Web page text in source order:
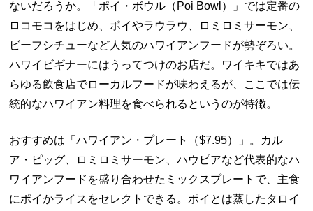
ないだろうか。「ポイ・ボウル（Poi Bowl）」では定番の
ロコモコをはじめ、ポイやラウラウ、ロミロミサーモン、
ビーフシチューなど人気のハワイアンフードが勢ぞろい。
ハワイビギナーにはうってつけのお店だ。ワイキキではあ
らゆる飲食店でローカルフードが味わえるが、ここでは伝
統的なハワイアン料理を食べられるというのが特徴。
おすすめは「ハワイアン・プレート（$7.95）」。カル
ア・ピッグ、ロミロミサーモン、ハウピアなど代表的なハ
ワイアンフードを盛り合わせたミックスプレートで、主食
にポイかライスをセレクトできる。ポイとは蒸したタロイ